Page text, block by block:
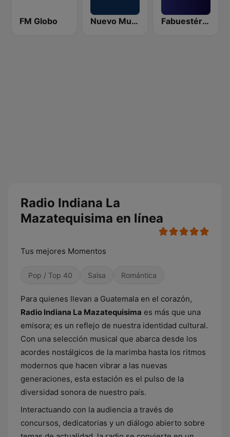
FM Globo Nuevo Mundo Fabuestéreo 88.1 FM
Radio Indiana La
Mazatequisima en línea
Tus mejores Momentos
Pop / Top 40 Salsa Romántica
Para quienes llevan a Guatemala en el corazón,
Radio Indiana La Mazatequisima es más que una
emisora; es un reflejo de nuestra identidad cultural.
Con una selección musical que abarca desde los
acordes nostálgicos de la marimba hasta los ritmos
modernos que hacen vibrar a las nuevas
generaciones, esta estación es el pulso de la
diversidad sonora de nuestro país.
Interactuando con la audiencia a través de
concursos, dedicatorias y un diálogo abierto sobre